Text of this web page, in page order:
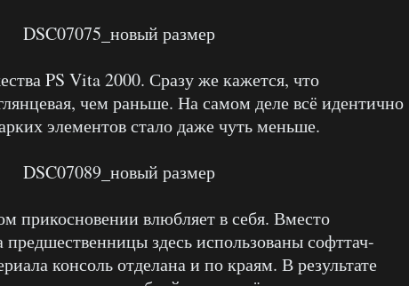
PS Vita 2000. Сразу же кажется, что
чем раньше. На самом деле всё идентично
элементов стало даже чуть меньше.
прикосновении влюбляет в себя. Вместо
предшественницы здесь использованы софттач-
консоль отделана и по краям. В результате